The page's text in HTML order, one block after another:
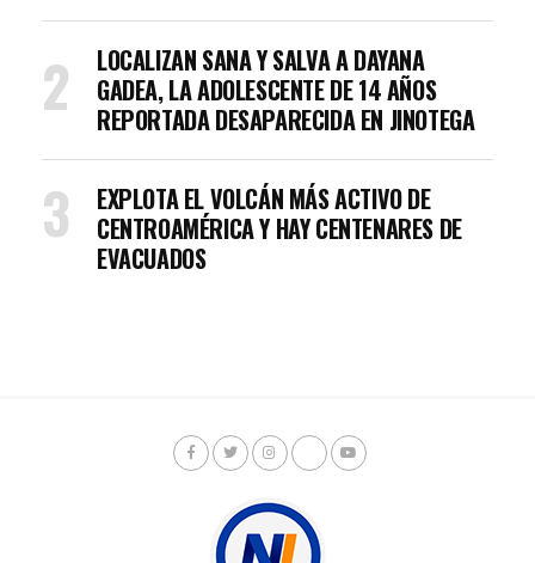
LOCALIZAN SANA Y SALVA A DAYANA
GADEA, LA ADOLESCENTE DE 14 AÑOS
REPORTADA DESAPARECIDA EN JINOTEGA
EXPLOTA EL VOLCÁN MÁS ACTIVO DE
CENTROAMÉRICA Y HAY CENTENARES DE
EVACUADOS